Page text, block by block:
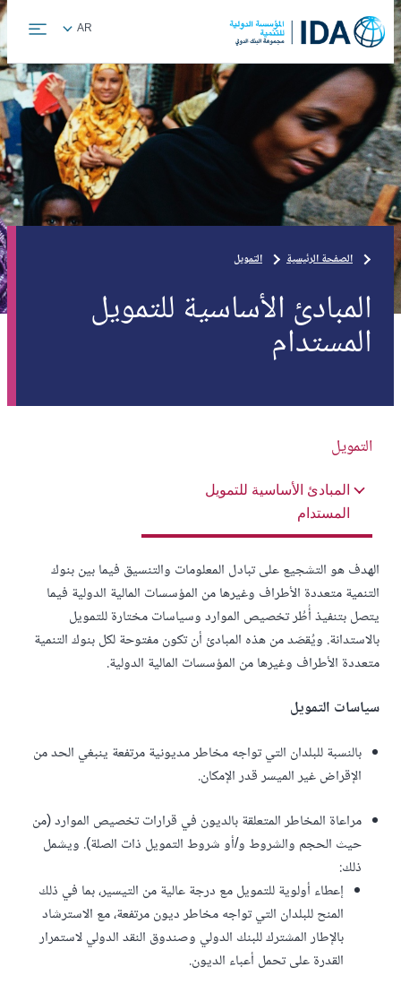
Skip
to
main
content
Global
toggler
AR
الصفحة الرئيسية التمويل
المبادئ الأساسية للتمويل
المستدام
التمويل
المبادئ الأساسية للتمويل
المستدام
الهدف هو التشجيع على تبادل المعلومات والتنسيق فيما بين بنوك
التنمية متعددة الأطراف وغيرها من المؤسسات المالية الدولية فيما
يتصل بتنفيذ أُطُر تخصيص الموارد وسياسات مختارة للتمويل
بالاستدانة. ويُقصَد من هذه المبادئ أن تكون مفتوحة لكل بنوك التنمية
متعددة الأطراف وغيرها من المؤسسات المالية الدولية.
سياسات التمويل
بالنسبة للبلدان التي تواجه مخاطر مديونية مرتفعة ينبغي الحد من
الإقراض غير الميسر قدر الإمكان.
مراعاة المخاطر المتعلقة بالديون في قرارات تخصيص الموارد (من
حيث الحجم والشروط و/أو شروط التمويل ذات الصلة). ويشمل
ذلك:
إعطاء أولوية للتمويل مع درجة عالية من التيسير، بما في ذلك
المنح للبلدان التي تواجه مخاطر ديون مرتفعة، مع الاسترشاد
بالإطار المشترك للبنك الدولي وصندوق النقد الدولي لاستمرار
القدرة على تحمل أعباء الديون.